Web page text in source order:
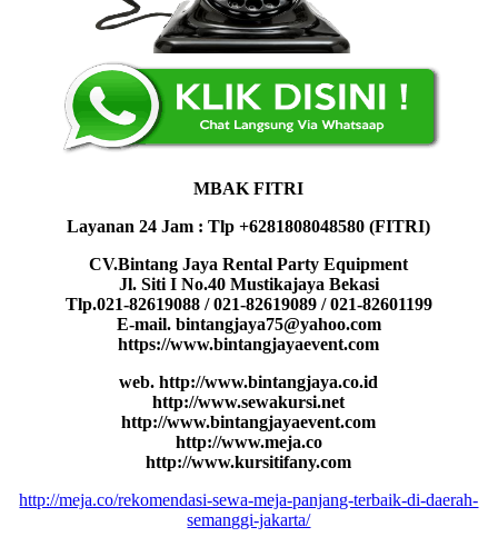
MBAK FITRI
Layanan 24 Jam : Tlp +6281808048580 (FITRI)
CV.Bintang Jaya Rental Party Equipment
Jl. Siti I No.40 Mustikajaya Bekasi
Tlp.021-82619088 / 021-82619089 / 021-82601199
E-mail. bintangjaya75@yahoo.com
https://www.bintangjayaevent.com
web. http://www.bintangjaya.co.id
http://www.sewakursi.net
http://www.bintangjayaevent.com
http://www.meja.co
http://www.kursitifany.com
http://meja.co/rekomendasi-sewa-meja-panjang-terbaik-di-daerah-
semanggi-jakarta/